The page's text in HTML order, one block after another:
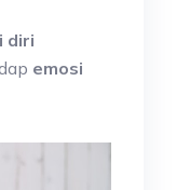
diri
emosi